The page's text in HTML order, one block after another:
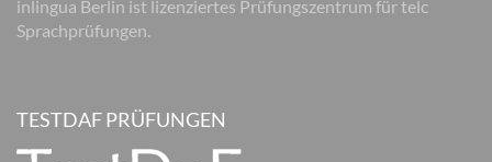
inlingua Berlin ist lizenziertes Prüfungszentrum für telc
Sprachprüfungen.
TESTDAF PRÜFUNGEN